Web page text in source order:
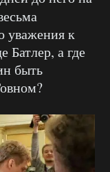
уважения к
Батлер, а где
быть